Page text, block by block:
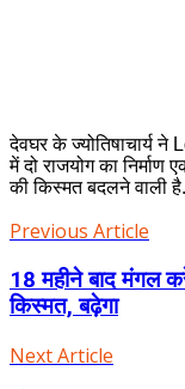
देवघर के ज्योतिषाचार्य
में दो राजयोग का
की किस्मत बदलने वाली है.
Previous Article
18 महीने बाद मंगल
किस्मत, बढ़ेगा
Next Article